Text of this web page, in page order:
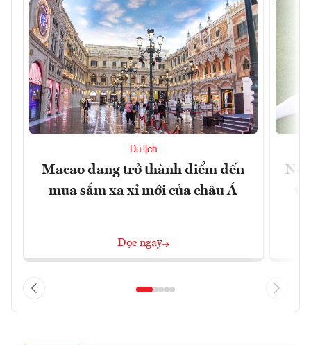
Du lịch
Macao đang trở thành điểm đến
mua sắm xa xỉ mới của châu Á
Đọc ngay